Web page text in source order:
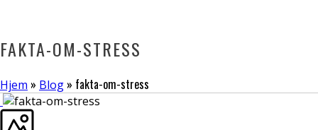
FAKTA-OM-STRESS
Hjem » Blog » fakta-om-stress